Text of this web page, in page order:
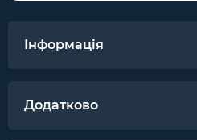
Інформація
Додатково